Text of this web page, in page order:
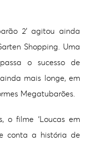
2’ agitou ainda
Shopping. Uma
o sucesso de
mais longe, em
Megatubarões.
o filme ‘Loucas em
conta a história de